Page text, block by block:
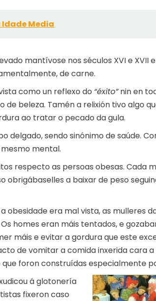
Media
mantívose nos séculos XVI e XVII
de carne.
como un reflexo do “éxito”nin en
beleza. Tamén a relixión tivo algo
ao tratar o pecado da gula.
delgado, sendo sinónimo de saúde.
mental.
respecto as persoas obesas. Cada
obrigábaselles a baixar de peso
obesidade era mal vista, as mulleres
homes eran máis tentados, e
máis e evitar a gordura que este
de vomitar a comida inxerida cara a
foron construídas especialmente
á glotonería
fixeron caso